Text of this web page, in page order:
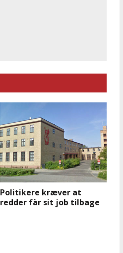
Politikere kræver at
redder får sit job tilbage